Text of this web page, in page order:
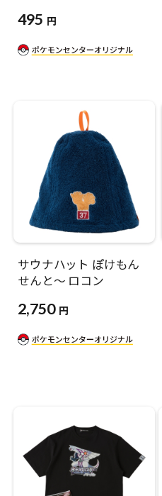
495 円
サウナハット ぽけもん
せんと～ ロコン
2,750 円